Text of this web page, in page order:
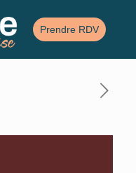
Prendre RDV